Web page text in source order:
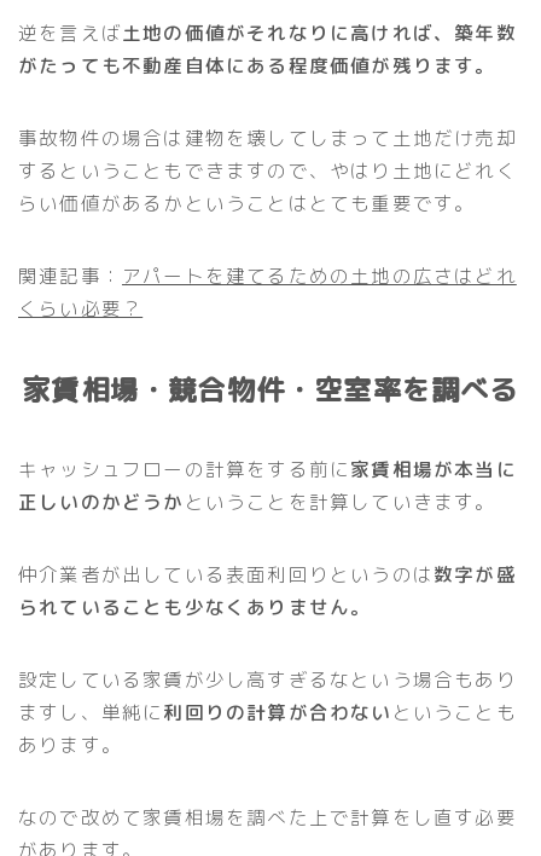
逆を言えば土地の価値がそれなりに高ければ、築年数
がたっても不動産自体にある程度価値が残ります。
事故物件の場合は建物を壊してしまって土地だけ売却
するということもできますので、やはり土地にどれく
らい価値があるかということはとても重要です。
関連記事： アパートを建てるための土地の広さはどれ
くらい必要？
家賃相場・競合物件・空室率を調べる
キャッシュフローの計算をする前に家賃相場が本当に
正しいのかどうか ということを計算していきます。
仲介業者が出している表面利回りというのは数字が盛
られていることも少なくありません。
設定している家賃が少し高すぎるなという場合もあり
ますし、単純に利回りの計算が合わない ということも
あります。
なので改めて家賃相場を調べた上で計算をし直す必要
があります。